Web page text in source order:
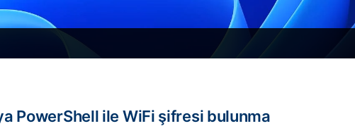
PowerShell ile WiFi şifresi bulunma